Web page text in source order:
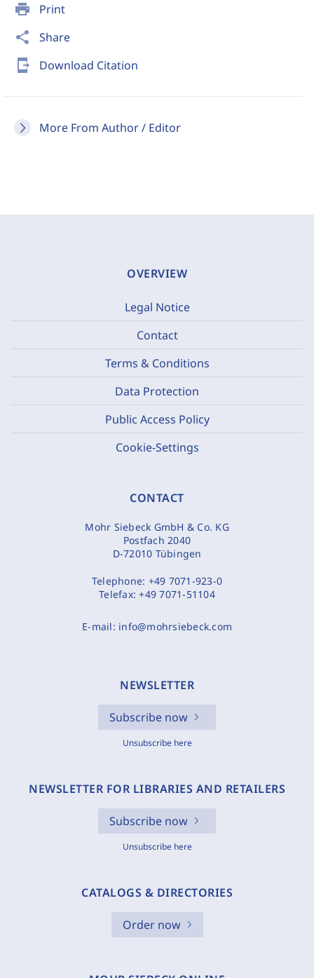
print Print
share Share
send_to_mobile Download Citation
More From Author / Editor
OVERVIEW
Legal Notice
Contact
Terms & Conditions
Data Protection
Public Access Policy
Cookie-Settings
CONTACT
Mohr Siebeck GmbH & Co. KG
Postfach 2040
D-72010 Tübingen
Telephone: +49 7071-923-0
Telefax:+49 7071-51104
E-mail: info@mohrsiebeck.com
NEWSLETTER
Subscribe now
Unsubscribe here
NEWSLETTER FOR LIBRARIES AND RETAILERS
Subscribe now
Unsubscribe here
CATALOGS & DIRECTORIES
Order now